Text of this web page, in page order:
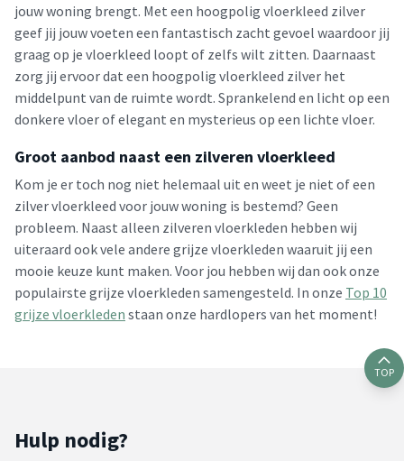
jouw woning brengt. Met een hoogpolig vloerkleed zilver
geef jij jouw voeten een fantastisch zacht gevoel waardoor jij
graag op je vloerkleed loopt of zelfs wilt zitten. Daarnaast
zorg jij ervoor dat een hoogpolig vloerkleed zilver het
middelpunt van de ruimte wordt. Sprankelend en licht op een
donkere vloer of elegant en mysterieus op een lichte vloer.
Groot aanbod naast een zilveren vloerkleed
Kom je er toch nog niet helemaal uit en weet je niet of een
zilver vloerkleed voor jouw woning is bestemd? Geen
probleem. Naast alleen zilveren vloerkleden hebben wij
uiteraard ook vele andere grijze vloerkleden waaruit jij een
mooie keuze kunt maken. Voor jou hebben wij dan ook onze
populairste grijze vloerkleden samengesteld. In onze Top 10
grijze vloerkleden staan onze hardlopers van het moment!
TOP
Hulp nodig?